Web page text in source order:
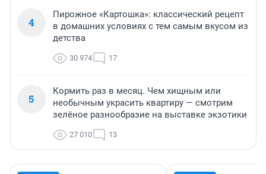
4
Пирожное «Картошка»: классический рецепт
в домашних условиях с тем самым вкусом из
детства
30 974 17
5
Кормить раз в месяц. Чем хищным или
необычным украсить квартиру — смотрим
зелёное разнообразие на выставке экзотики
27 010 13